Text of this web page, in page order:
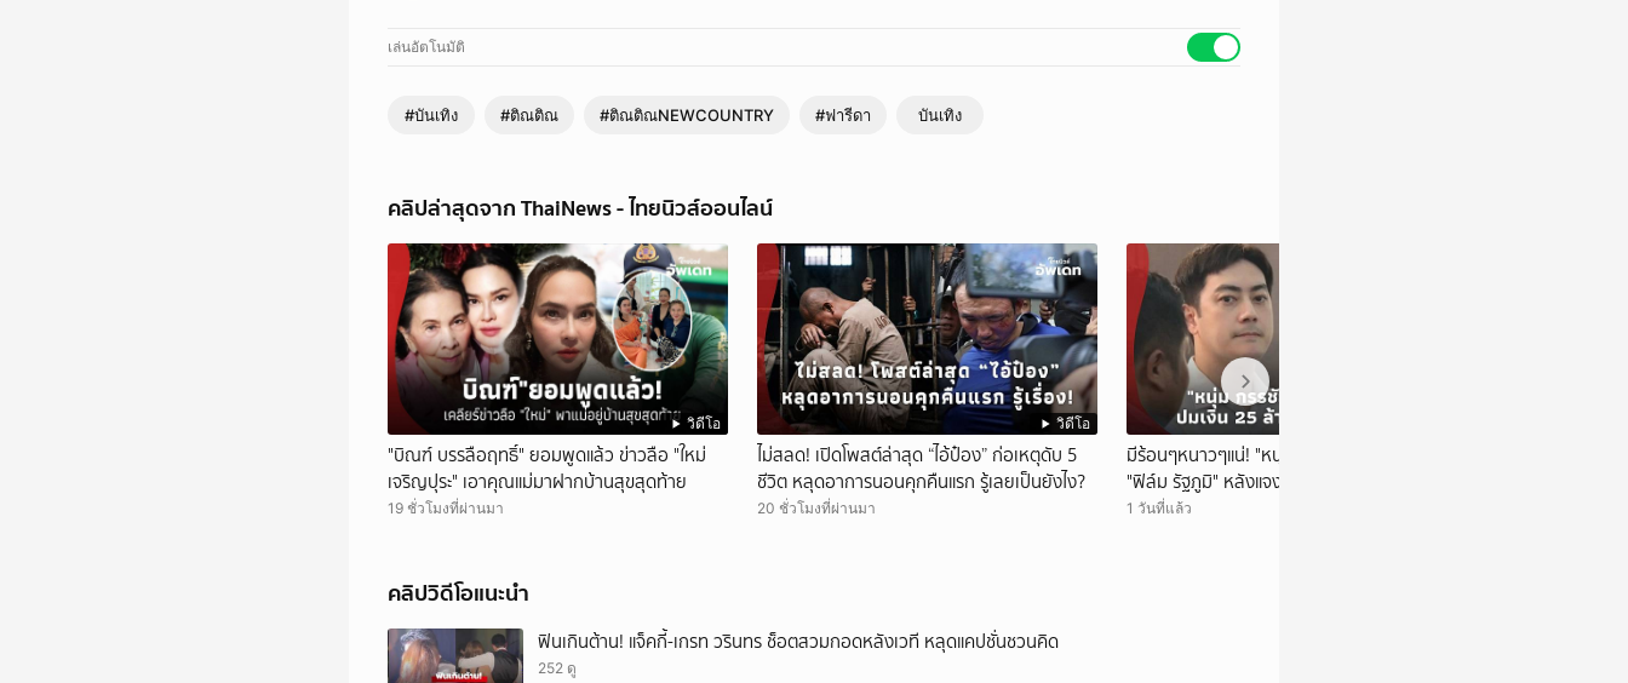
เล่นอัตโนมัติ
#บันเทิง #ติณติณ #ติณติณNEWCOUNTRY #ฟารีดา บันเทิง
คลิปล่าสุดจาก ThaiNews - ไทยนิวส์ออนไลน์
วิดีโอ
"บิณฑ์ บรรลือฤทธิ์" ยอมพูดแล้ว ข่าวลือ "ใหม่
เจริญปุระ" เอาคุณแม่มาฝากบ้านสุขสุดท้าย
19 ชั่วโมงที่ผ่านมา
วิดีโอ
ไม่สลด! เปิดโพสต์ล่าสุด “ไอ้ป๋อง” ก่อเหตุดับ 5
ชีวิต หลุดอาการนอนคุกคืนแรก รู้เลยเป็นยังไง?
20 ชั่วโมงที่ผ่านมา
มีร้อนๆหนาวๆแน่! "หนุ่ม กรรชัย" โพสต์ตรงๆถึง
"ฟิล์ม รัฐภูมิ" หลังแจงเส้นทางเงิน 25 ล้าน!
1 วันที่แล้ว
คลิปวิดีโอแนะนำ
ฟินเกินต้าน! แจ็คกี้-เกรท วรินทร ช็อตสวมกอดหลังเวที หลุดแคปชั่นชวนคิด
252 ดู